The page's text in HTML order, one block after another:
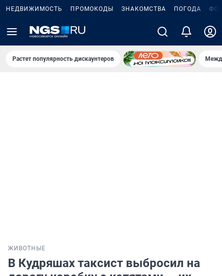
НЕДВИЖИМОСТЬ ПРОМОКОДЫ ЗНАКОМСТВА ПОГОДА
Растет популярность дискаунтеров
ЖИВОТНЫЕ
В Кудряшах таксист выбросил на